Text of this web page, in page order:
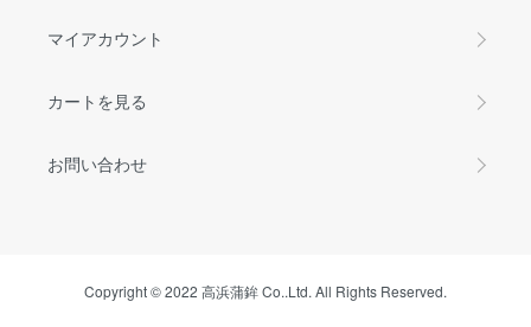
マイアカウント
カートを見る
お問い合わせ
Copyright © 2022 高浜蒲鉾 Co..Ltd. All Rights Reserved.